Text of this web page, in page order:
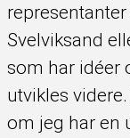
Svelviksand
som har idéer
utvikles
om jeg har en